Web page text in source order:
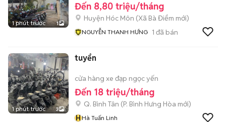
1 phút trước 1
Đến 8,80 triệu/tháng
Huyện Hóc Môn (Xã Bà Điểm mới)
NGUYỄN THANH HƯNG 1 đã bán
1 phút trước 3
tuyển
cửa hàng xe đạp ngọc yến
Đến 18 triệu/tháng
Q. Bình Tân (P. Bình Hưng Hòa mới)
HHà Tuấn Linh